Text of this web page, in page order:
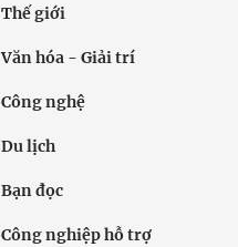
Thế giới
Văn hóa - Giải trí
Công nghệ
Du lịch
Bạn đọc
Công nghiệp hỗ trợ